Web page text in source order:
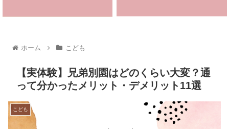
ホーム こども
【実体験】兄弟別園はどのくらい大変？通
って分かったメリット・デメリット11選
こども